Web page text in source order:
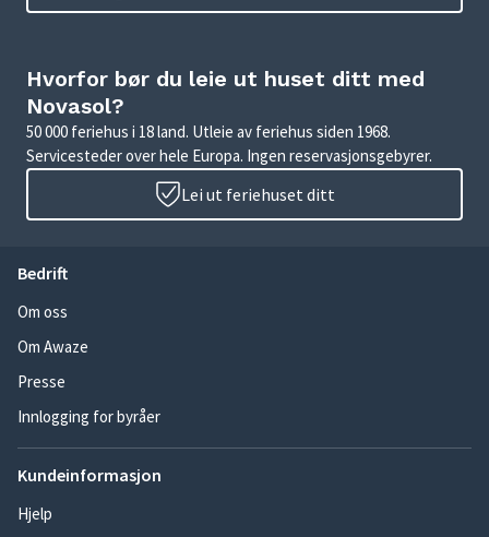
Hvorfor bør du leie ut huset ditt med
Novasol?
50 000 feriehus i 18 land. Utleie av feriehus siden 1968.
Servicesteder over hele Europa. Ingen reservasjonsgebyrer.
Lei ut feriehuset ditt
Bedrift
Om oss
Om Awaze
Presse
Innlogging for byråer
Kundeinformasjon
Hjelp